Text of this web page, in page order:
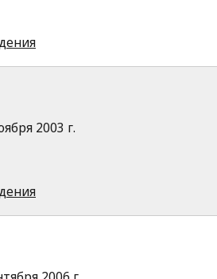
2003 г.